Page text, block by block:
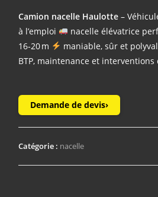
Camion nacelle Haulotte –
à l’emploi
nacelle élévatrice
16‑20 m
maniable, sûr et
BTP, maintenance et
Demande de devis›
Catégorie : nacelle